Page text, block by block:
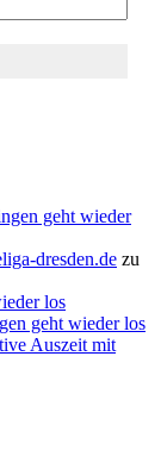
geht wieder
dresden.de zu
los
geht wieder los
Auszeit mit